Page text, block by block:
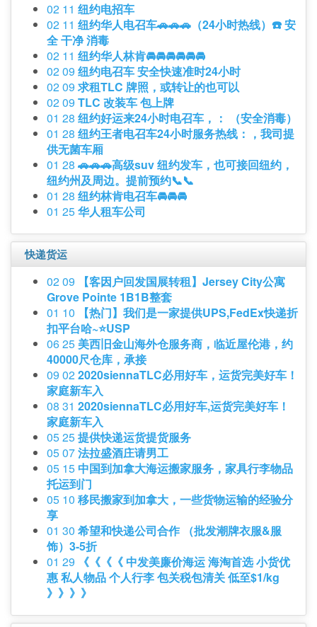
02 11 纽约电招车
02 11 纽约华人电召车🚗🚗🚗（24小时热线）☎️ 安
全 干净 消毒
02 11 纽约华人林肯🚘🚘🚘🚘🚘🚘
02 09 纽约电召车 安全快速准时24小时
02 09 求租TLC 牌照，或转让的也可以
02 09 TLC 改装车 包上牌
01 28 纽约好运来24小时电召车，： （安全消毒）
01 28 纽约王者电召车24小时服务热线：，我司提
供无菌车厢
01 28 🚗🚗🚗高级suv 纽约发车，也可接回纽约，
纽约州及周边。提前预约📞📞
01 28 纽约林肯电召车🚘🚘🚘
01 25华人租车公司
快递货运
02 09
【客因户‬回发国‬展转租】Jersey City公寓
Grove Pointe 1B1B整套
01 10
【热门】我们是一家提供UPS,FedEx快递折
扣平台哈~⭐USP
06 25 美西旧金山海外仓服务商，临近屋伦港，约
40000尺仓库，承接
09 022020siennaTLC必用好车，运货完美好车！
家庭新车入
08 31 2020siennaTLC必用好车,运货完美好车！
家庭新车入
05 25提供快递运货提货服务
05 07法拉盛酒庄请男工
05 15 中国到加拿大海运搬家服务，家具行李物品
托运到门
05 10 移民搬家到加拿大，一些货物运输的经验分
享
01 30 希望和快递公司合作 （批发潮牌衣服&服
饰）3-5折
01 29
《《《《 中发美廉价海运 海淘首选 小货优
惠 私人物品 个人行李 包关税包清关 低至$1/kg
》》》》